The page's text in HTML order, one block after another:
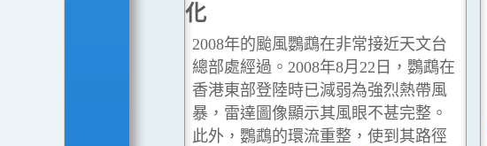
化
2008年的颱風鸚鵡在非常接近天文台
總部處經過。2008年8月22日，鸚鵡在
香港東部登陸時已減弱為強烈熱帶風
暴，雷達圖像顯示其風眼不甚完整。
此外，鸚鵡的環流重整，使到其路徑